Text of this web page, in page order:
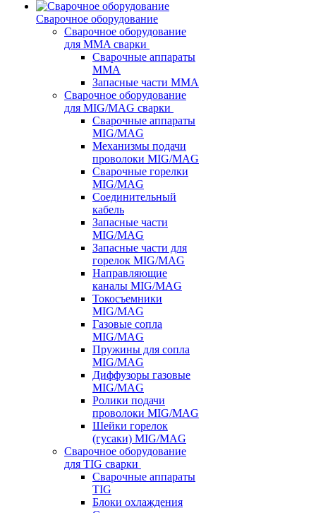
Сварочное оборудование
Сварочное оборудование
для MMA сварки
Сварочные аппараты
MMA
Запасные части MMA
Сварочное оборудование
для MIG/MAG сварки
Сварочные аппараты
MIG/MAG
Механизмы подачи
проволоки MIG/MAG
Сварочные горелки
MIG/MAG
Соединительный
кабель
Запасные части
MIG/MAG
Запасные части для
горелок MIG/MAG
Направляющие
каналы MIG/MAG
Токосъемники
MIG/MAG
Газовые сопла
MIG/MAG
Пружины для сопла
MIG/MAG
Диффузоры газовые
MIG/MAG
Ролики подачи
проволоки MIG/MAG
Шейки горелок
(гусаки) MIG/MAG
Сварочное оборудование
для TIG сварки
Сварочные аппараты
TIG
Блоки охлаждения